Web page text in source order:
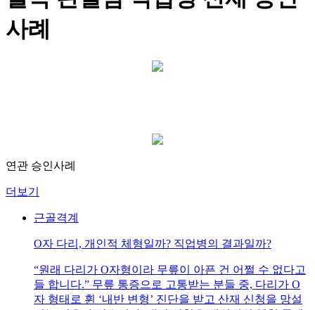
사례
연관 승인사례
더보기
근골격계
O자 다리, 개인적 체형일까? 직업병의 결과일까?
“원래 다리가 O자형이라 무릎이 아픈 건 어쩔 수 없다고
들 합니다.” 무릎 통증으로 고통받는 분들 중, 다리가 O
자 형태로 휜 ‘내반 변형’ 진단을 받고 산재 신청을 망설